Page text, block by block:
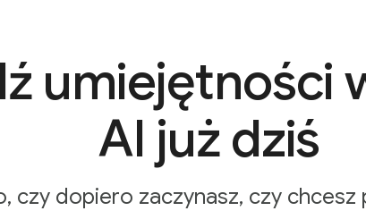
umiejętności
AI już dziś
czy dopiero zaczynasz, czy